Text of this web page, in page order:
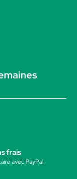
frais
avec PayPal.